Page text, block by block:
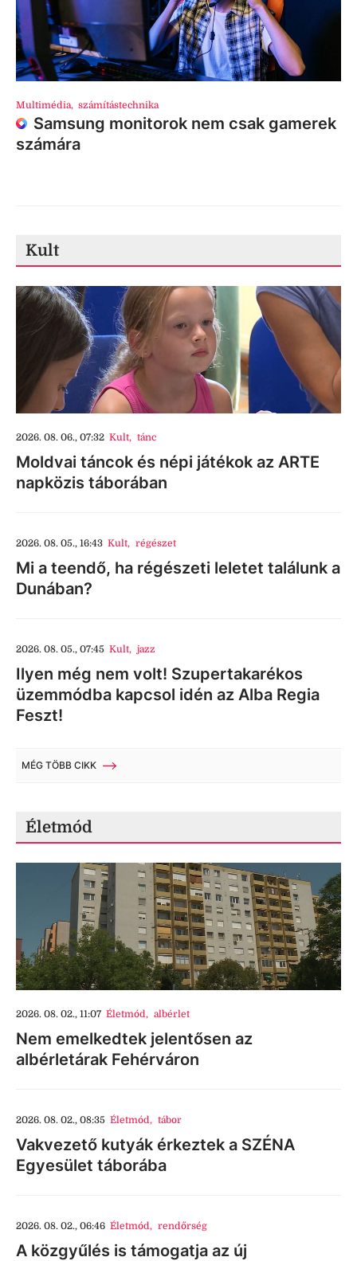
Multimédia, számítástechnika
Samsung monitorok nem csak gamerek
számára
Kult
2026. 08. 06., 07:32 Kult, tánc
Moldvai táncok és népi játékok az ARTE
napközis táborában
2026. 08. 05., 16:43 Kult, régészet
Mi a teendő, ha régészeti leletet találunk a
Dunában?
2026. 08. 05., 07:45 Kult, jazz
Ilyen még nem volt! Szupertakarékos
üzemmódba kapcsol idén az Alba Regia
Feszt!
MÉG TÖBB CIKK
Életmód
2026. 08. 02., 11:07 Életmód, albérlet
Nem emelkedtek jelentősen az
albérletárak Fehérváron
2026. 08. 02., 08:35 Életmód, tábor
Vakvezető kutyák érkeztek a SZÉNA
Egyesület táborába
2026. 08. 02., 06:46 Életmód, rendőrség
A közgyűlés is támogatja az új